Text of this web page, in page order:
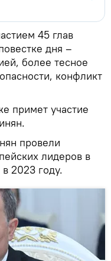
45 глав
дня –
более тесное
конфликт
примет участие
провели
лидеров в
2023 году.